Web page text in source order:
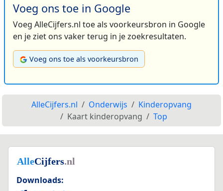
Voeg ons toe in Google
Voeg AlleCijfers.nl toe als voorkeursbron in Google
en je ziet ons vaker terug in je zoekresultaten.
Voeg ons toe als voorkeursbron
AlleCijfers.nl Onderwijs
Kinderopvang
Kaart kinderopvang
Top
Downloads: